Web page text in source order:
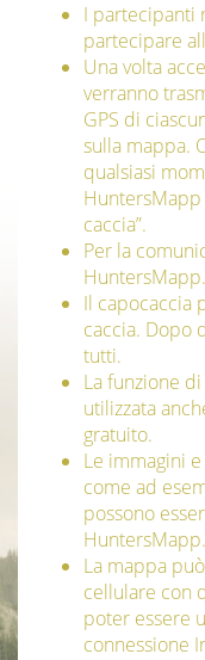
I partecipanti
partecipare
Una volta
verranno
GPS di
sulla mappa.
qualsiasi
caccia”.
Per la
HuntersMapp.
Il capocaccia
caccia. Dopo
tutti.
La funzione
utilizzata
gratuito.
Le immagini
come ad
possono
HuntersMapp.
La mappa
cellulare con
poter essere
connessione